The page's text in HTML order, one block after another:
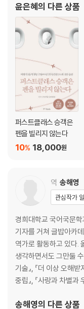
윤은혜의 다른 상품
퍼스트클래스 승객은
펜을 빌리지 않는다
18,000원
10%
역 송해영
관심작가
경희대학교 국어국문
기자를 거쳐 글밥아카
역가로 활동하고 있다.
생각하면서도 그만둘
기술』, 『더 이상 오해
중립』, 『사랑과 차별
송해영의 다른 상품